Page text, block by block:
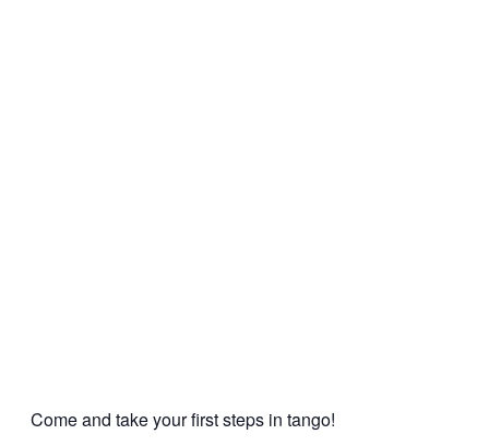
Come and take your first steps in tango!